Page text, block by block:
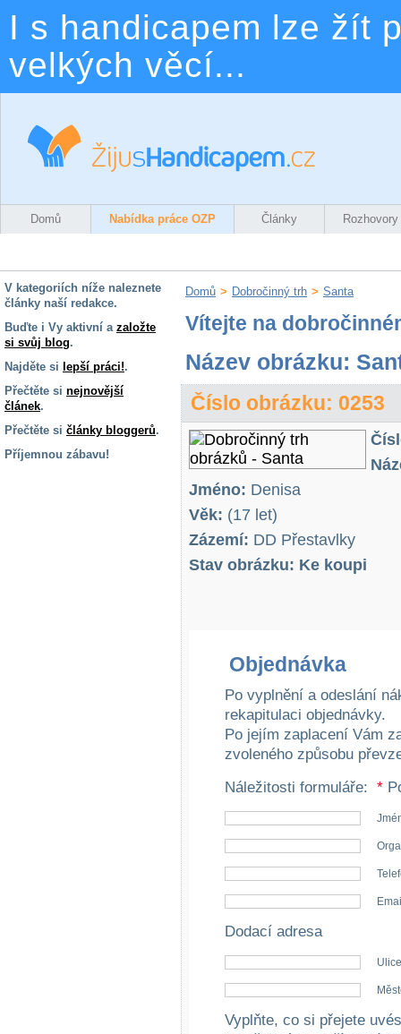
I s handicapem lze žít
velkých věcí...
Domů Nabídka práce OZP Články Rozhovory
V kategoriích níže naleznete
články naší redakce.
Buďte i Vy aktivní a založte
si svůj blog.
Najděte si lepší práci!.
Přečtěte si nejnovější
článek.
Přečtěte si články bloggerů.
Příjemnou zábavu!
Domů > Dobročinný trh > Santa
Vítejte na
Název obrázku:
Číslo obrázku: 0253
Jméno: Denisa
Věk: (17 let)
Zázemí: DD Přestavlky
Stav obrázku: Ke koupi
Objednávka
Po vyplnění a odeslání
rekapitulaci objednávky.
Po jejím zaplacení Vám
zvoleného způsobu
Náležitosti formuláře: *
Dodací adresa
Vyplňte, co si přejete